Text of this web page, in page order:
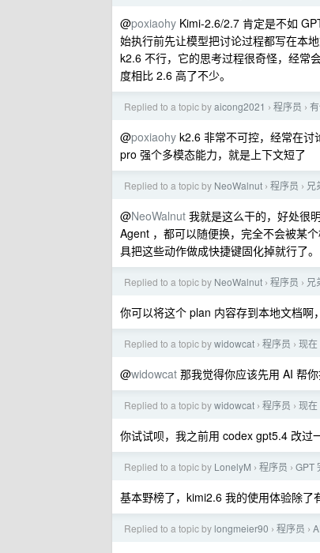
@poxiaohy Kimi-2.6/2.7 肯定是不如
始执行前先让模型把讨论过程都写在本
k2.6 不行，它的思考过程很奇怪，经常
度相比 2.6 高了不少。
Replied to a topic byaicong2021 › 程序员 ›
@poxiaohy k2.6 非常不可控，经常在
pro 强个多模态能力，就是上下文短了
Replied to a topic by NeoWalnut › 程序员 › 兄
@NeoWalnut 我就是这么干的，好处很
Agent ，都可以随便换，完全不会被某
具把这些动作做成快捷键固化掉就行了。
Replied to a topic by NeoWalnut › 程序员 › 兄
你可以将这个 plan 内容存到本地文档
Replied to a topic bywidowcat › 程序员 › 现在
@widowcat 那我觉得你应该先用 AI 帮
Replied to a topic bywidowcat › 程序员 › 现在
你试试呗，我之前用 codex gpt5.4 改过
Replied to a topic by LonelyM › 程序员 › GPT
基本野榜了，kimi2.6 我的使用体验除
Replied to a topic by longmeier90 › 程序员 ›